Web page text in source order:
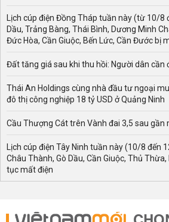
Lịch cúp điện Đồng Tháp tuần này (từ 10/8
Dầu, Trảng Bàng, Thái Bình, Dương Minh
Đức Hòa, Cần Giuộc, Bến Lức, Cần Đước bị
Đất tăng giá sau khi thu hồi: Người dân cần
Thái An Holdings cùng nhà đầu tư ngoại
đô thị công nghiệp 18 tỷ USD ở Quảng Ninh
Cầu Thượng Cát trên Vành đai 3,5 sau gần
Lịch cúp điện Tây Ninh tuần này (10/8 đến
Châu Thành, Gò Dầu, Cần Giuộc, Thủ
tục mất điện